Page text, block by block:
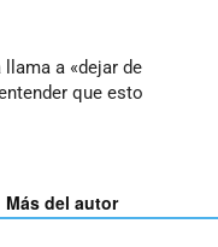
a «dejar de
que esto
Más del autor